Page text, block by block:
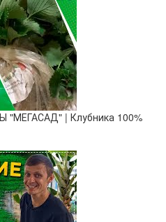
| Клубника 100%